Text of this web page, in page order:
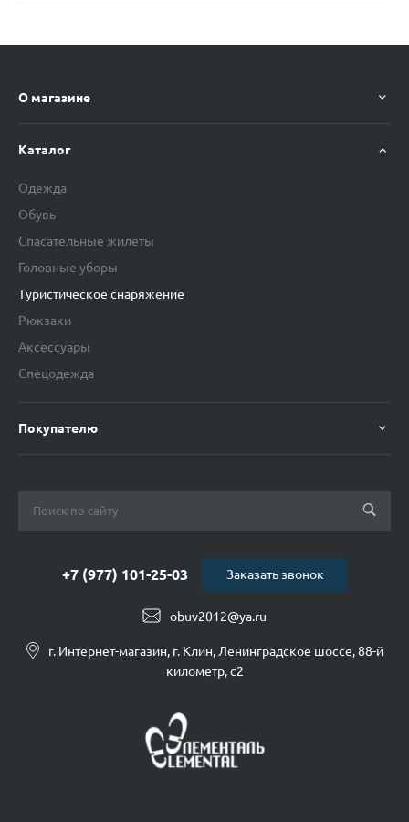
О магазине
Каталог
Одежда
Обувь
Спасательные жилеты
Головные уборы
Туристическое снаряжение
Рюкзаки
Аксессуары
Спецодежда
Покупателю
obuv2012@ya.ru
+7 (977) 101-25-03
г. Интернет-магазин, г. Клин, Ленинградское шоссе, 88-й
километр, с2
Заказать звонок